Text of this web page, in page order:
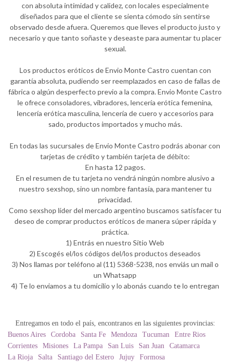
con absoluta intimidad y calidez, con locales especialmente
diseñados para que el cliente se sienta cómodo sin sentirse
observado desde afuera. Queremos que lleves el producto justo y
necesario y que tanto soñaste y deseaste para aumentar tu placer
sexual.
Los productos eróticos de Envio Monte Castro cuentan con
garantía absoluta, pudiendo ser reemplazados en caso de fallas de
fábrica o algún desperfecto previo a la compra. Envio Monte Castro
le ofrece consoladores, vibradores, lencería erótica femenina,
lencería erótica masculina, lencería de cuero y accesorios para
sado, productos importados y mucho más.
En todas las sucursales de Envio Monte Castro podrás abonar con
tarjetas de crédito y también tarjeta de débito:
En hasta 12 pagos.
En el resumen de tu tarjeta no vendrá ningún nombre alusivo a
nuestro sexshop, sino un nombre fantasía, para mantener tu
privacidad.
Como sexshop líder del mercado argentino buscamos satisfacer tu
deseo de comprar productos eróticos de manera súper rápida y
práctica.
1) Entrás en nuestro Sitio Web
2) Escogés el/los códigos del/los productos deseados
3) Nos llamas por teléfono al (11) 5368-5238, nos enviás un mail o
un Whatsapp
4) Te lo enviamos a tu domicilio y lo abonás cuando te lo entregan
Entregamos en todo el país, encontranos en las siguientes provincias:
Buenos Aires
Cordoba Santa Fe Mendoza Tucuman
Entre Rios
Corrientes
Misiones La Pampa San Luis San Juan
Catamarca
La Rioja
Salta Santiago del Estero Jujuy
Formosa